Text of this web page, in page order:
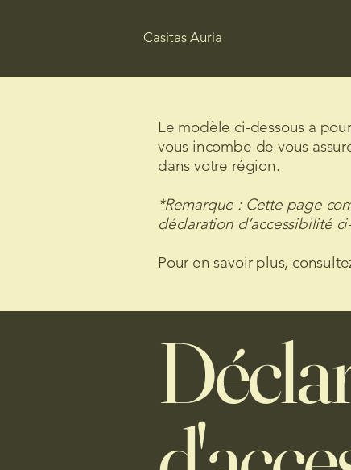
Casitas Auria
Le modèle ci-dessous a
vous incombe de vous
dans votre région.
*Remarque : Cette page
déclaration d’accessibilité
Pour en savoir plus,